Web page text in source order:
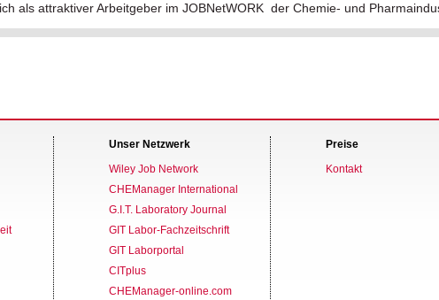
als attraktiver Arbeitgeber im JOBNetWORK der Chemie- und
Unser Netzwerk
Wiley Job Network
CHEManager International
G.I.T. Laboratory Journal
GIT Labor-Fachzeitschrift
GIT Laborportal
CITplus
CHEManager-online.com
Preise
Kontakt